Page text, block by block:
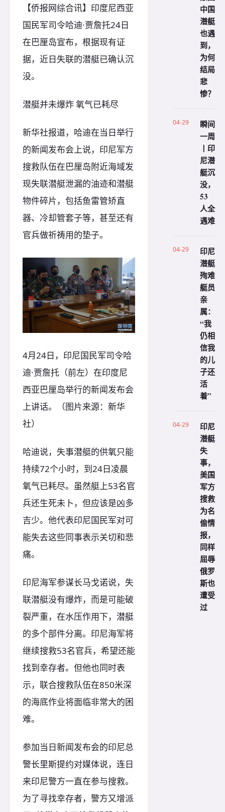
【侨报网综合讯】印度尼西亚
国民军司令哈迪·贾詹托24日
在巴厘岛宣布，根据现有证
据，近日失联的潜艇已确认沉
没。
潜艇并未爆炸 氧气已耗尽
新华社报道，哈迪在当日举行
的新闻发布会上说，印尼军方
搜救队伍在巴厘岛附近海域发
现失联潜艇泄漏的油迹和潜艇
物件碎片，包括鱼雷管矫直
器、冷却管套子等，甚至还有
官兵做祈祷用的垫子。
4月24日，印尼国民军司令哈
迪·贾詹托（前左）在印度尼
西亚巴厘岛举行的新闻发布会
上讲话。（图片来源：新华
社）
哈迪说，失事潜艇的供氧只能
持续72个小时，到24日凌晨
氧气已耗尽。虽然艇上53名官
兵还生死未卜，但应该是凶多
吉少。他代表印尼国民军对可
能失去这些同事表示关切和悲
痛。
印尼海军参谋长马戈诺说，失
联潜艇没有爆炸，而是可能破
裂严重，在水压作用下，潜艇
的多个部件分离。印尼海军将
继续搜救53名官兵，希望还能
找到幸存者。但他也同时表
示，联合搜救队伍在850米深
的海底作业将面临非常大的困
难。
参加当日新闻发布会的印尼总
警长里斯提约对媒体说，连日
来印尼警方一直在参与搜救。
为了寻找幸存者，警方又增派
中国
潜艇
也遇
到，
为何
结局
悲
惨？
04-29
瞬间
一周
丨印
尼潜
艇沉
没，
53
人全
遇难
04-29
印尼
潜艇
殉难
艇员
亲
属：
“我
仍相
信我
的儿
子还
活
着”
04-29
印尼
潜艇
失
事，
美国
军方
搜救
为名
偷情
报，
同样
屈辱
俄罗
斯也
遭受
过